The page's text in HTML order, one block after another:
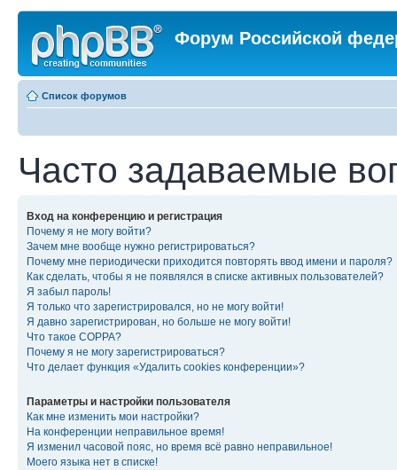
Форум Российской
Список форумов
Часто задаваемые
Вход на конференцию и регистрация
Почему я не могу войти?
Зачем мне вообще нужно регистрироваться?
Почему мне периодически приходится повторять ввод имени и пароля?
Как сделать, чтобы я не появлялся в списке активных пользователей?
Я забыл пароль!
Я только что зарегистрировался, но не могу войти!
Я давно зарегистрирован, но больше не могу войти!
Что такое COPPA?
Почему я не могу зарегистрироваться?
Что делает функция «Удалить cookies конференции»?
Параметры и настройки пользователя
Как мне изменить мои настройки?
На конференции неправильное время!
Я изменил часовой пояс, но время всё равно неправильное!
Моего языка нет в списке!